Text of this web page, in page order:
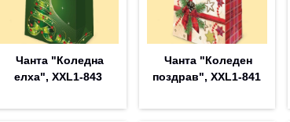
Чанта "Коледна
елха", XXL1-843
Чанта "Коледен
поздрав", XXL1-841